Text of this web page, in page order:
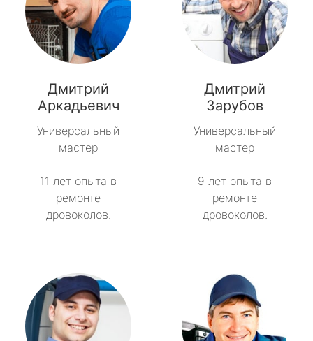
Дмитрий
Аркадьевич
Универсальный
мастер
11 лет опыта в
ремонте
дровоколов.
Дмитрий
Зарубов
Универсальный
мастер
9 лет опыта в
ремонте
дровоколов.